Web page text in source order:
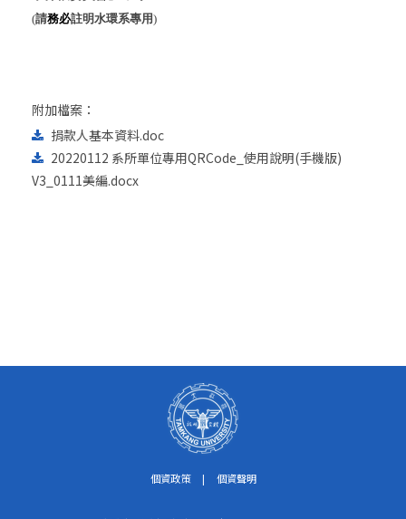
(請務必註明水環系專用)
附加檔案：
捐款人基本資料.doc
20220112 系所單位專用QRCode_使用說明(手機版)
V3_0111美編.docx
個資政策 | 個資聲明